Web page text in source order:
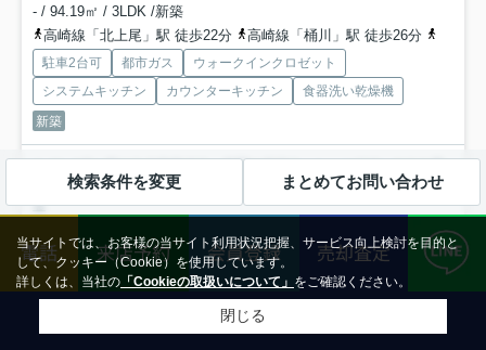
- / 94.19㎡ / 3LDK /新築
高崎線「北上尾」駅 徒歩22分
高崎線「桶川」駅 徒歩26分
駐車2台可 都市ガス
ウォークインクロゼット
システムキッチン
カウンターキッチン
食器洗い乾燥機
新築
トイレが2ヶ所にある物件です。玄関に必須の、シューズボックスも用
意された物件です。住み心地の良いこの物件は、価格も4,9...もっと見
る
新築一戸建
検索条件を変更 まとめてお問い合わせ
電話 来店予約 会員登録 売却査定
当サイトでは、お客様の当サイト利用状況把握、サービス向上検討を目的と
して、クッキー（Cookie）を使用しています。
詳しくは、当社の 「Cookieの取扱いについて」 をご確認ください。
閉じる